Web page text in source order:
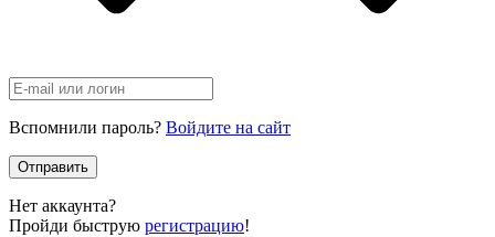
Вспомнили пароль? Войдите на сайт
Отправить
Нет аккаунта?
Пройди быструю регистрацию!